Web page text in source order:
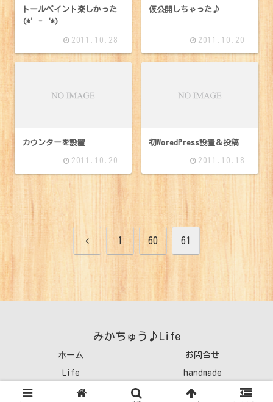
トールペイント楽しかった
(*’-‘*)
2011.10.28
仮公開しちゃった♪
2011.10.20
カウンターを設置
2011.10.20
初WoredPress設置＆投稿
2011.10.18
前 1 60 61
みかちゅう♪Life
ホーム お問合せ
Life handmade
© 2011 みかちゅう♪Life.